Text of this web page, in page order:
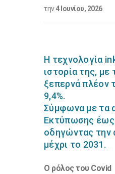
την4 Ιουνίου, 2026
Η τεχνολογία
ιστορία της,
ξεπερνά πλέον
9,4%.
Σύμφωνα με τα
Εκτύπωσης έως
οδηγώντας την
μέχρι το 2031.
Ο ρόλος του Covid